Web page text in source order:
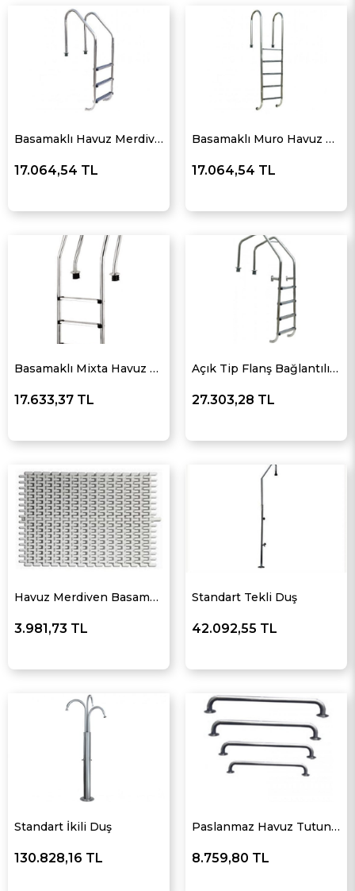
Basamaklı Havuz Merdiveni Standart
17.064,54 TL
Basamaklı Muro Havuz Merdiveni
17.064,54 TL
Basamaklı Mixta Havuz Merdiveni
17.633,37 TL
Açık Tip Flanş Bağlantılı Merdiven
27.303,28 TL
Havuz Merdiven Basamağı Paslanmaz
3.981,73 TL
Standart Tekli Duş
42.092,55 TL
Standart İkili Duş
130.828,16 TL
Paslanmaz Havuz Tutunma Kolu
8.759,80 TL